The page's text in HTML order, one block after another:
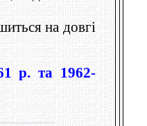
на довгі
р. та 1962-